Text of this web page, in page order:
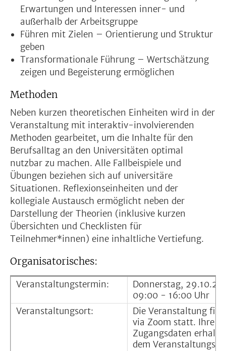
Erwartungen und Interessen inner- und
außerhalb der Arbeitsgruppe
Führen mit Zielen – Orientierung und Struktur
geben
Transformationale Führung – Wertschätzung
zeigen und Begeisterung ermöglichen
Methoden
Neben kurzen theoretischen Einheiten wird in der
Veranstaltung mit interaktiv-involvierenden
Methoden gearbeitet, um die Inhalte für den
Berufsalltag an den Universitäten optimal
nutzbar zu machen. Alle Fallbeispiele und
Übungen beziehen sich auf universitäre
Situationen. Reflexionseinheiten und der
kollegiale Austausch ermöglicht neben der
Darstellung der Theorien (inklusive kurzen
Übersichten und Checklisten für
Teilnehmer*innen) eine inhaltliche Vertiefung.
Organisatorisches:
Veranstaltungstermin:
Donnerstag,
09:00 - 16:00 Uhr
Veranstaltungsort:
Die Veranstaltung
via Zoom statt. Ihre
Zugangsdaten
dem